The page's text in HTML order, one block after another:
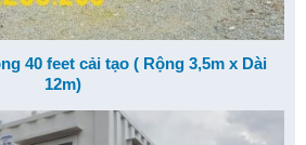
40 feet cải tạo ( Rộng 3,5m x Dài
12m)